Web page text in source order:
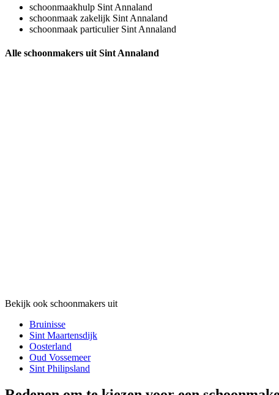
schoonmaakhulp Sint Annaland
schoonmaak zakelijk Sint Annaland
schoonmaak particulier Sint Annaland
Alle schoonmakers uit Sint Annaland
Bekijk ook schoonmakers uit
Bruinisse
Sint Maartensdijk
Oosterland
Oud Vossemeer
Sint Philipsland